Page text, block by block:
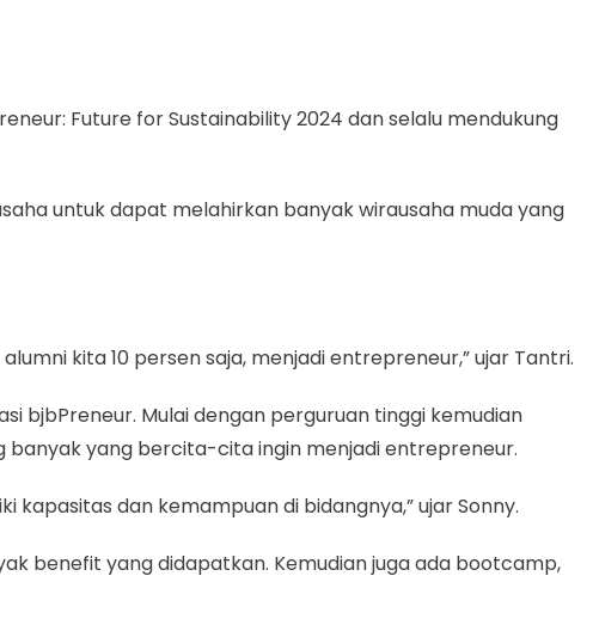
Future for Sustainability 2024 dan selalu mendukung
untuk dapat melahirkan banyak wirausaha muda yang
kita 10 persen saja, menjadi entrepreneur,” ujar Tantri.
bjbPreneur. Mulai dengan perguruan tinggi kemudian
banyak yang bercita-cita ingin menjadi entrepreneur.
dan kemampuan di bidangnya,” ujar Sonny.
benefit yang didapatkan. Kemudian juga ada bootcamp,